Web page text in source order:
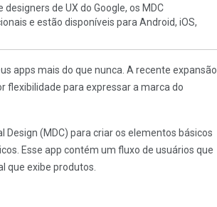
de UX do Google, os MDC
e estão disponíveis para Android, iOS,
apps mais do que nunca. A recente expansão
flexibilidade para expressar a marca do
Design (MDC) para criar os elementos básicos
Esse app contém um fluxo de usuários que
que exibe produtos.